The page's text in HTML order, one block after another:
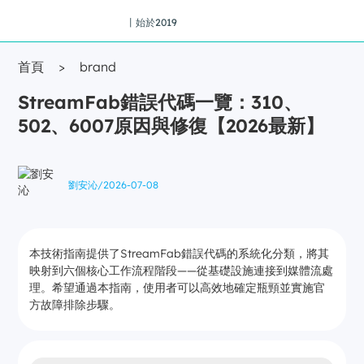
丨始於2019
首頁 > brand
StreamFab錯誤代碼一覽：310、
502、6007原因與修復【2026最新】
劉安沁/2026-07-08
本技術指南提供了StreamFab錯誤代碼的系統化分類，將其
映射到六個核心工作流程階段——從基礎設施連接到媒體流處
理。希望通過本指南，使用者可以高效地確定瓶頸並實施官
方故障排除步驟。